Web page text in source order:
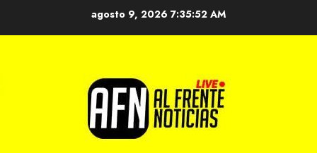
agosto 9, 2026 7:35:52 AM